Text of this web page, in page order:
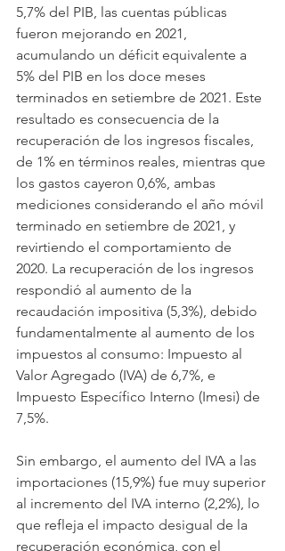
5,7% del PIB, las cuentas públicas
fueron mejorando en 2021,
acumulando un déficit equivalente a
5% del PIB en los doce meses
terminados en setiembre de 2021. Este
resultado es consecuencia de la
recuperación de los ingresos fiscales,
de 1% en términos reales, mientras que
los gastos cayeron 0,6%, ambas
mediciones considerando el año móvil
terminado en setiembre de 2021, y
revirtiendo el comportamiento de
2020. La recuperación de los ingresos
respondió al aumento de la
recaudación impositiva (5,3%), debido
fundamentalmente al aumento de los
impuestos al consumo: Impuesto al
Valor Agregado (IVA) de 6,7%, e
Impuesto Específico Interno (Imesi) de
7,5%.
Sin embargo, el aumento del IVA a las
importaciones (15,9%) fue muy superior
al incremento del IVA interno (2,2%), lo
que refleja el impacto desigual de la
recuperación económica, con el